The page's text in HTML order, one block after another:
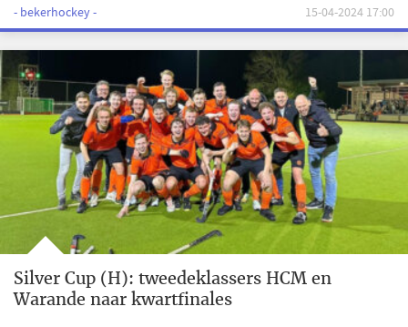
- bekerhockey - 15-04-2024 17:00
Silver Cup (H): tweedeklassers HCM en
Warande naar kwartfinales